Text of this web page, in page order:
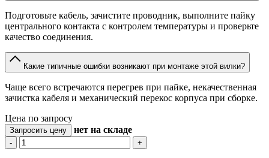
Подготовьте кабель, зачистите проводник, выполните пайку
центрального контакта с контролем температуры и проверьте
качество соединения.
Какие типичные ошибки возникают при монтаже этой вилки?
Чаще всего встречаются перегрев при пайке, некачественная
зачистка кабеля и механический перекос корпуса при сборке.
Цена по запросу
Запросить цену нет на складе
- +